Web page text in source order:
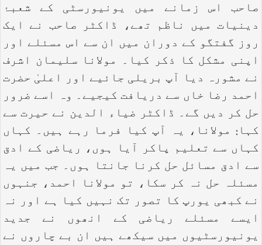
صاحب اس زمانے میں یونیورسٹی کے شعبۂ
دینیات میں ناظم تھے، ڈاکٹر صاحب نے ایک
روز گفتگو کے دوران میں ان سے اس مسئلے اور
اپنی مشکل کا ذکر کیا۔ مولانا سلیمان اشرف
نے مشورہ دیا آپ بریلی جائیے اور اعلیٰ حضرت
احمد رضا خاں سے دریافت کیجیے۔ وہ اسے ضرور
حل کر دیں گے۔ ڈاکٹر ضیاء الدین نے حیرت سے
کہا: مولانا، یہ آپ کیا فرما رہے ہیں۔ کہاں
کہاں سے تعلیم پاکر آیا ہوں، ریاضی کے ادق
سے ادق مسائل حل کرنا جانتا ہوں۔ جب میں یہ
مسئلہ حل نہ کر سکا، تو مولانا احمد، جنہوں
نے کبھی یورپ کا تصور تک نہیں کیا ہے اور نہ
ایسے مسئلے ریاضی کے انھوں نے جدید
یونیورسٹیوں میں سیکھے ہیں ان بے چاروں نے